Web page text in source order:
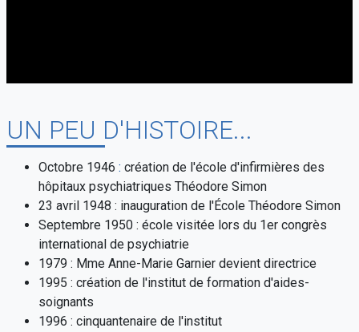
UN PEU D'HISTOIRE...
Octobre 1946 : création de l'école d'infirmières des
hôpitaux psychiatriques Théodore Simon
23 avril 1948 : inauguration de l'École Théodore Simon
Septembre 1950 : école visitée lors du 1er congrès
international de psychiatrie
1979 : Mme Anne-Marie Garnier devient directrice
1995 : création de l'institut de formation d'aides-
soignants
1996 : cinquantenaire de l'institut